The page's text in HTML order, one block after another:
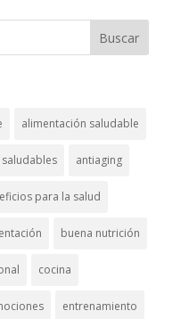
alimentación saludable
antiaging
para la salud
buena nutrición
cocina
entrenamiento